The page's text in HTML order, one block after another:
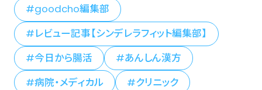
goodcho編集部
レビュー記事【シンデレラフィット編集部】
今日から腸活
あんしん漢方
病院・メディカル
クリニック